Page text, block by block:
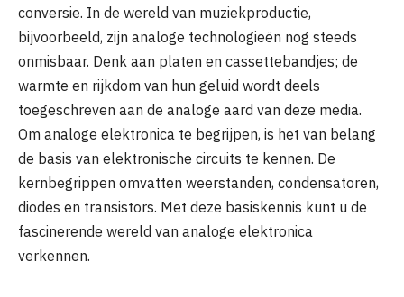
conversie. In de wereld van muziekproductie,
bijvoorbeeld, zijn analoge technologieën nog steeds
onmisbaar. Denk aan platen en cassettebandjes; de
warmte en rijkdom van hun geluid wordt deels
toegeschreven aan de analoge aard van deze media.
Om analoge elektronica te begrijpen, is het van belang
de basis van elektronische circuits te kennen. De
kernbegrippen omvatten weerstanden, condensatoren,
diodes en transistors. Met deze basiskennis kunt u de
fascinerende wereld van analoge elektronica
verkennen.